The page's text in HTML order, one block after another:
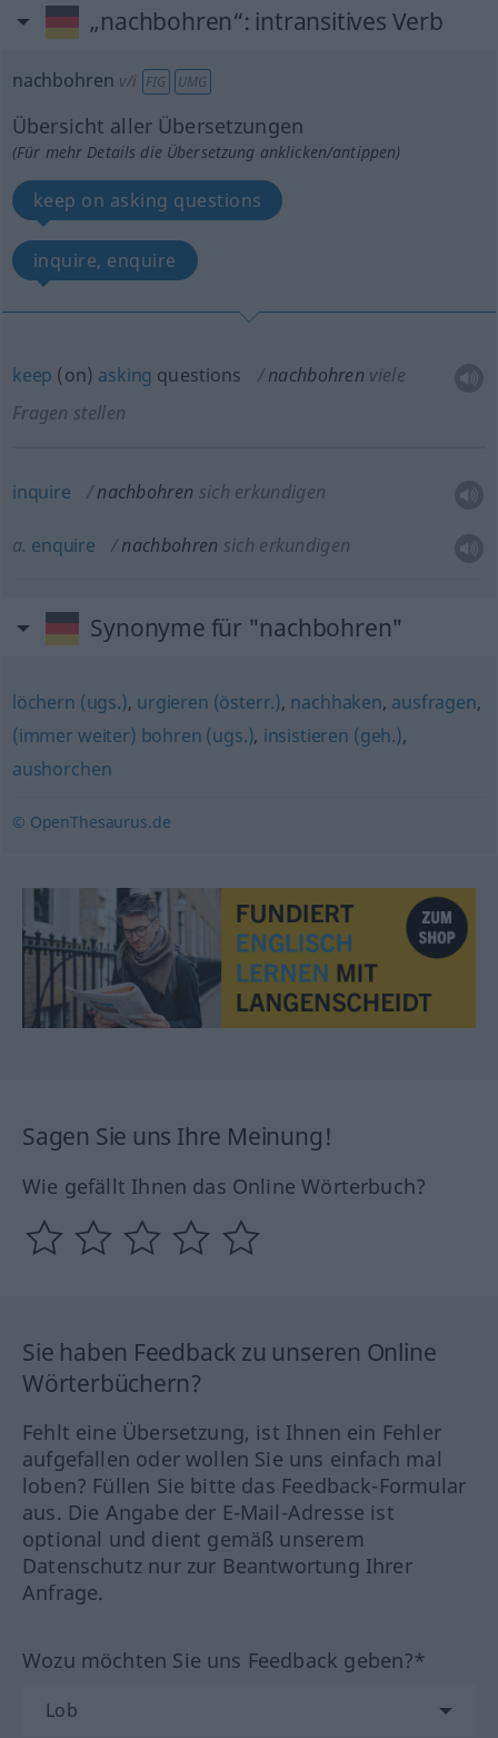
„nachbohren“: intransitives Verb
nachbohren v/i FIG UMG
Übersicht aller Übersetzungen
(Für mehr Details die Übersetzung anklicken/antippen)
keep on asking questions
inquire, enquire
keep (on) asking questions nachbohren viele
Fragen stellen
inquire nachbohren sich erkundigen
a. enquire nachbohren sich erkundigen
Synonyme für "nachbohren"
löchern (ugs.), urgieren (österr.), nachhaken, ausfragen,
(immer weiter) bohren (ugs.), insistieren (geh.),
aushorchen
© OpenThesaurus.de
Sagen Sie uns Ihre Meinung!
Wie gefällt Ihnen das Online Wörterbuch?
Sie haben Feedback zu unseren Online
Wörterbüchern?
Fehlt eine Übersetzung, ist Ihnen ein Fehler
aufgefallen oder wollen Sie uns einfach mal
loben? Füllen Sie bitte das Feedback-Formular
aus. Die Angabe der E-Mail-Adresse ist
optional und dient gemäß unserem
Datenschutz nur zur Beantwortung Ihrer
Anfrage.
Wozu möchten Sie uns Feedback geben?*